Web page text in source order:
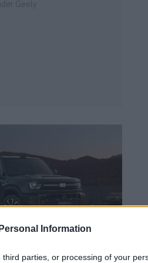
Information
parties, or processing of your